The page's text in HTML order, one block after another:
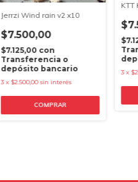
Jerrzi Wind rain v2 x10
$7.500,00
$7.125,00 con
Transferencia o
depósito bancario
3 x $2.500,00 sin interés
COMPRAR
KTT
3 x